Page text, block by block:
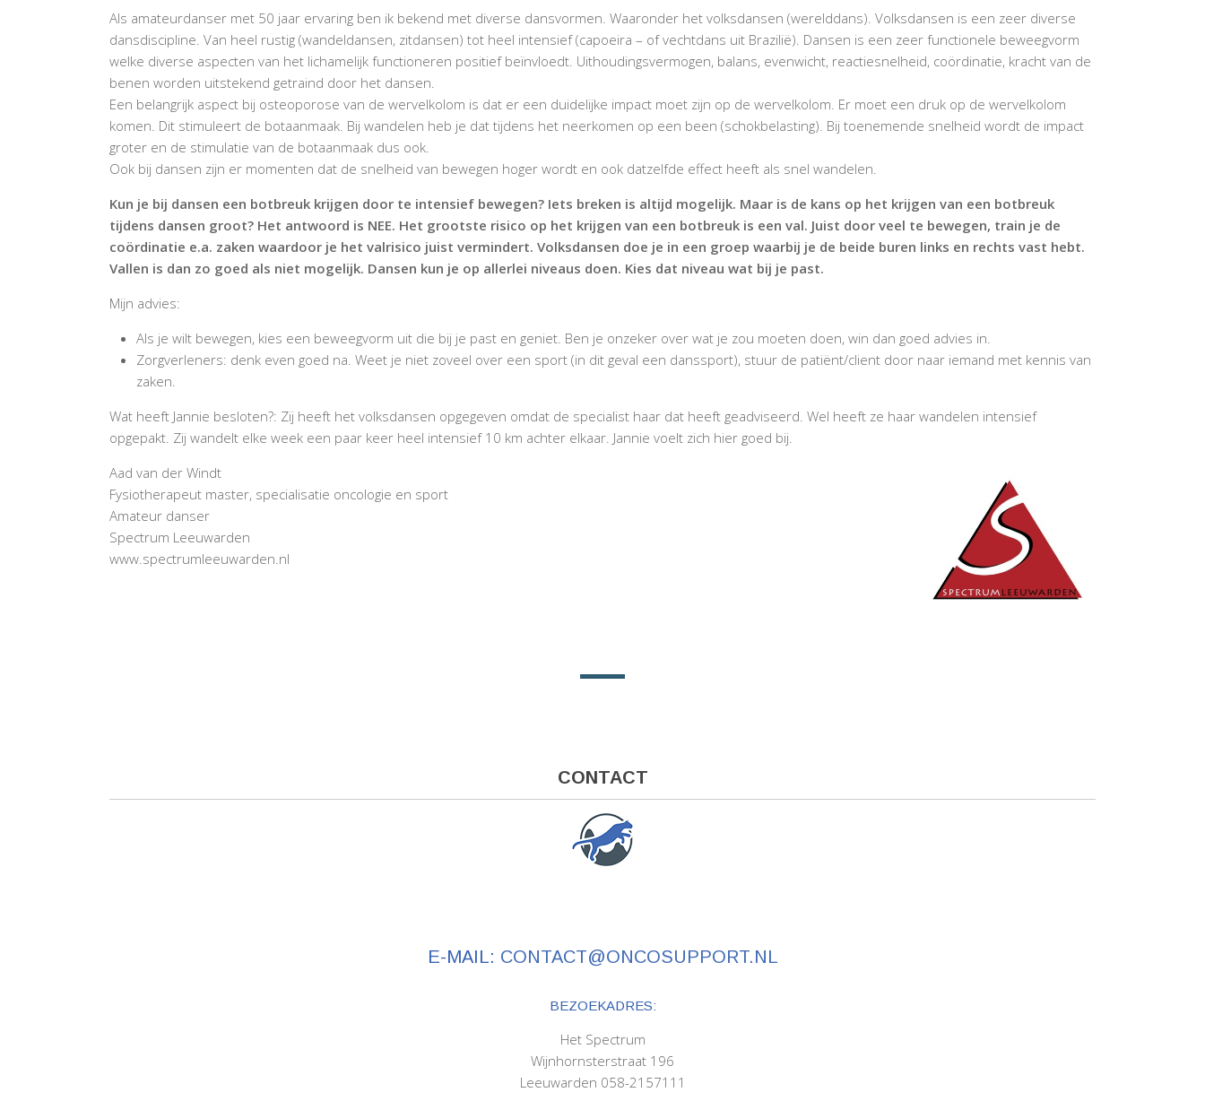
Als amateurdanser met 50 jaar ervaring ben ik bekend met diverse dansvormen. Waaronder het volksdansen (werelddans). Volksdansen is een zeer diverse
dansdiscipline. Van heel rustig (wandeldansen, zitdansen) tot heel intensief (capoeira – of vechtdans uit Brazilië). Dansen is een zeer functionele beweegvorm
welke diverse aspecten van het lichamelijk functioneren positief beïnvloedt. Uithoudingsvermogen, balans, evenwicht, reactiesnelheid, coördinatie, kracht van de
benen worden uitstekend getraind door het dansen.
Een belangrijk aspect bij osteoporose van de wervelkolom is dat er een duidelijke impact moet zijn op de wervelkolom. Er moet een druk op de wervelkolom
komen. Dit stimuleert de botaanmaak. Bij wandelen heb je dat tijdens het neerkomen op een been (schokbelasting). Bij toenemende snelheid wordt de impact
groter en de stimulatie van de botaanmaak dus ook.
Ook bij dansen zijn er momenten dat de snelheid van bewegen hoger wordt en ook datzelfde effect heeft als snel wandelen.
Kun je bij dansen een botbreuk krijgen door te intensief bewegen? Iets breken is altijd mogelijk. Maar is de kans op het krijgen van een botbreuk
tijdens dansen groot? Het antwoord is NEE. Het grootste risico op het krijgen van een botbreuk is een val. Juist door veel te bewegen, train je de
coördinatie e.a. zaken waardoor je het valrisico juist vermindert. Volksdansen doe je in een groep waarbij je de beide buren links en rechts vast hebt.
Vallen is dan zo goed als niet mogelijk. Dansen kun je op allerlei niveaus doen. Kies dat niveau wat bij je past.
Mijn advies:
Als je wilt bewegen, kies een beweegvorm uit die bij je past en geniet. Ben je onzeker over wat je zou moeten doen, win dan goed advies in.
Zorgverleners: denk even goed na. Weet je niet zoveel over een sport (in dit geval een danssport), stuur de patiënt/client door naar iemand met kennis van
zaken.
Wat heeft Jannie besloten?: Zij heeft het volksdansen opgegeven omdat de specialist haar dat heeft geadviseerd. Wel heeft ze haar wandelen intensief
opgepakt. Zij wandelt elke week een paar keer heel intensief 10 km achter elkaar. Jannie voelt zich hier goed bij.
Aad van der Windt
Fysiotherapeut master, specialisatie oncologie en sport
Amateur danser
Spectrum Leeuwarden
www.spectrumleeuwarden.nl
CONTACT
E-MAIL: CONTACT@ONCOSUPPORT.NL
BEZOEKADRES:
Het Spectrum
Wijnhornsterstraat 196
Leeuwarden 058-2157111